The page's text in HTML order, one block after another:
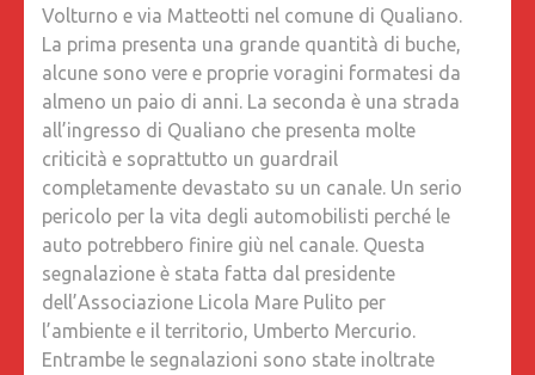
Volturno e via Matteotti nel comune di Qualiano.
La prima presenta una grande quantità di buche,
alcune sono vere e proprie voragini formatesi da
almeno un paio di anni. La seconda è una strada
all’ingresso di Qualiano che presenta molte
criticità e soprattutto un guardrail
completamente devastato su un canale. Un serio
pericolo per la vita degli automobilisti perché le
auto potrebbero finire giù nel canale. Questa
segnalazione è stata fatta dal presidente
dell’Associazione Licola Mare Pulito per
l’ambiente e il territorio, Umberto Mercurio.
Entrambe le segnalazioni sono state inoltrate